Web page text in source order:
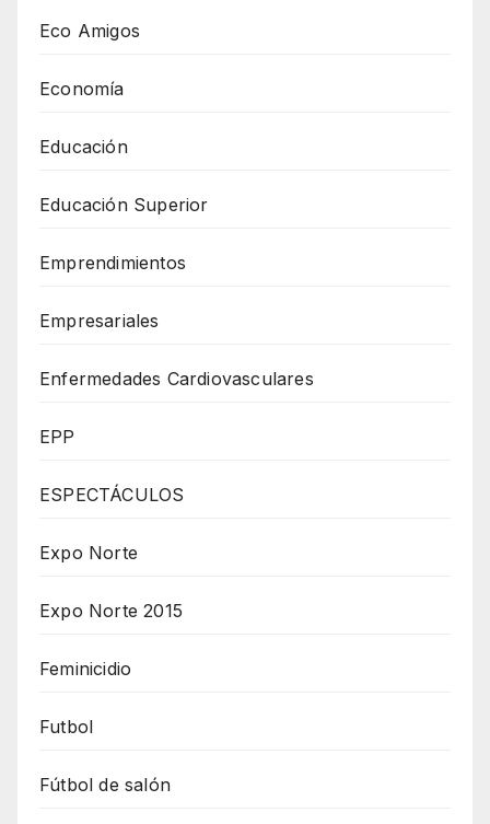
Eco Amigos
Economía
Educación
Educación Superior
Emprendimientos
Empresariales
Enfermedades Cardiovasculares
EPP
ESPECTÁCULOS
Expo Norte
Expo Norte 2015
Feminicidio
Futbol
Fútbol de salón